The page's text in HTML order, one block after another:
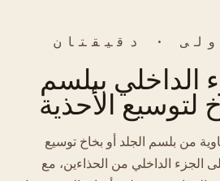
· دقيقتان
الداخلي ببلسم
لتوسيع الأحذية
من بلسم الجلد أو بخاخ توسيع
الجزء الداخلي من الحذاءين، مع